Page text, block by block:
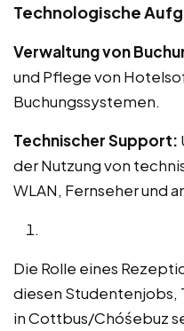
Technologische
Verwaltung von
und Pflege von
Buchungssystemen.
Technischer Support:
der Nutzung von
WLAN, Fernseher und
Die Rolle eines
diesen Studentenjobs,
in Cottbus/Chóśebuz